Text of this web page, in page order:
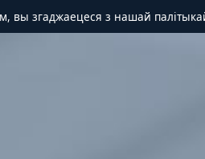
вы згаджаецеся з нашай